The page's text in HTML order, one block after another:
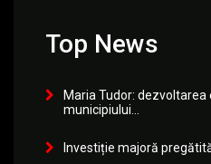
Top News
Maria Tudor: dezvoltarea
municipiului...
Investiție majoră